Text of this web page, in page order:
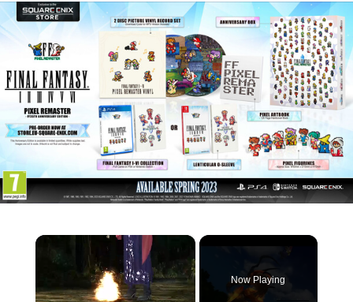
×
Now Playing